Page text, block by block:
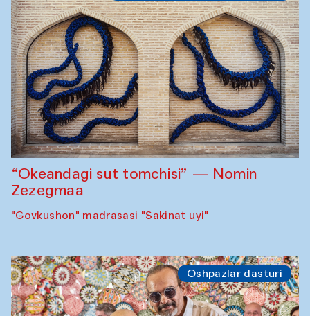
“Okeandagi sut tomchisi” — Nomin
Zezegmaa
"Govkushon" madrasasi "Sakinat uyi"
Oshpazlar dasturi